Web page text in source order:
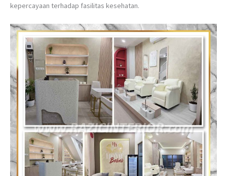
kepercayaan terhadap fasilitas kesehatan.